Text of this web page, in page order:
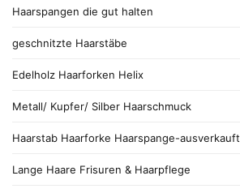
Haarspangen die gut halten
geschnitzte Haarstäbe
Edelholz Haarforken Helix
Metall/ Kupfer/ Silber Haarschmuck
Haarstab Haarforke Haarspange-ausverkauft
Lange Haare Frisuren & Haarpflege